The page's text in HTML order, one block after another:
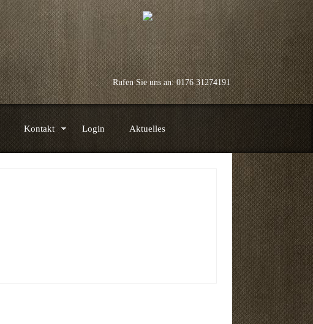
Rufen Sie uns an: 0176 31274191
Kontakt Login Aktuelles